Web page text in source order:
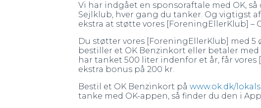
Vi har indgået en sponsoraftale med OK, så
Sejlklub, hver gang du tanker. Og vigtigst
ekstra at støtte vores [ForeningEllerKlub] –
Du støtter vores [ForeningEllerKlub] med 5
bestiller et OK Benzinkort eller betaler med
har tanket 500 liter indenfor et år, får vores
ekstra bonus på 200 kr.
Bestil et OK Benzinkort på www.ok.dk/
tanke med OK-appen, så finder du den i